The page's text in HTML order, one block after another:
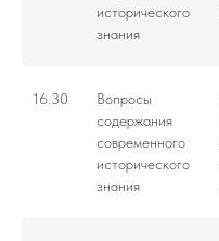
исторического
знания
16.30
Вопросы
содержания
современного
исторического
знания